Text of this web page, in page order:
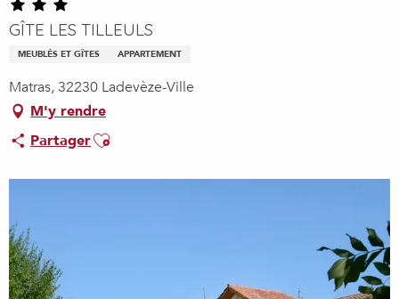
GÎTE LES TILLEULS
MEUBLÉS ET GÎTES APPARTEMENT
Matras, 32230 Ladevèze-Ville
M'y rendre
PartagerAjouter aux favoris